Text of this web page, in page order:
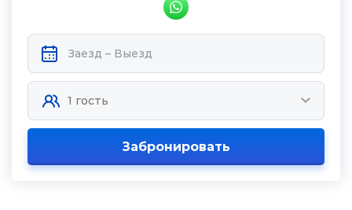
Забронировать